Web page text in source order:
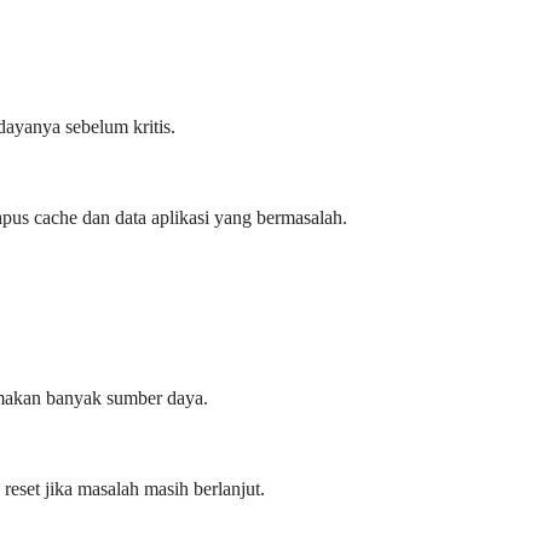
sebelum kritis.
cache dan data aplikasi yang bermasalah.
banyak sumber daya.
jika masalah masih berlanjut.